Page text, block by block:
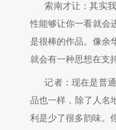
索南才让：其实
性能够让你一看就会
是很棒的作品。像余
就会有一种思想在支
记者：现在是普
品也一样，除了人名
利是少了很多韵味。